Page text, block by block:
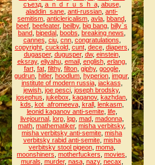
съезд, a_n_d_r_u_s_h_a, abuse,
aladdin_sane anti-russian anti-
semitism anticlericalism avla bband
beef beefeater, beilby, big bang billy`s
band bipedal boobs breaking news
cannes ciu, cnn, congratulations
copyright, cuckold, cunt, dece, diapers
dugasper, dugusper, dw, einstein,
eksray, eliyahu, email, english, erlang,
fart, fat, filthy, filton, giphy, google,
gudrun hitler, hoodlum hyperion imgur,
institute of modern russia, jackass
jewish joe pesci joseph brodsky,
josephus jukebox kaganov, kazhdan
kds kot_afromeeva, krall, lenkasm,
leonid kaganov anti-semite, life,
livejournal, lorp, lqp, mad, madonna,
math mathematiker, misha verbitsky,
misha verbitsky anti-semite misha
verbitsky rabid anti-semite, misha
verbitsky stool pigeon, moma,
moonshiners motherfuckers movies
murals murder, nasa, nazy, necax